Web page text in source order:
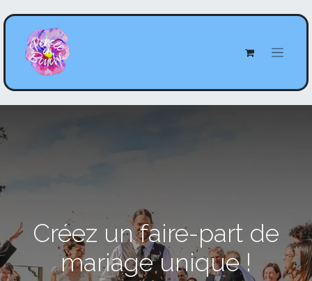
Créez un faire-part de
mariage unique !